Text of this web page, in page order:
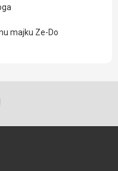
majku Ze-Do